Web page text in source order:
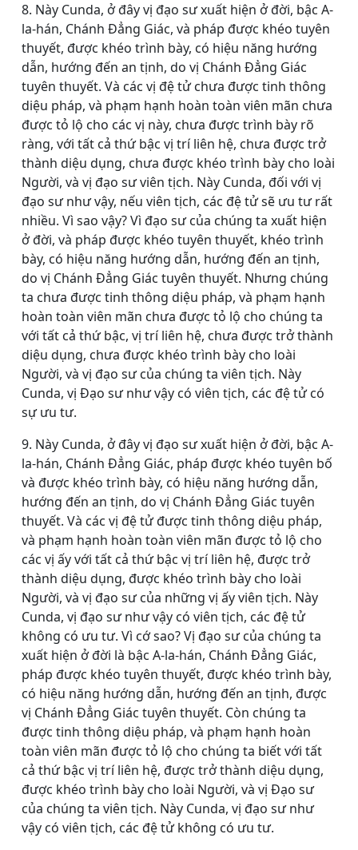
8. Này Cunda, ở đây vị đạo sư xuất hiện ở đời, bậc A-
la-hán, Chánh Ðẳng Giác, và pháp được khéo tuyên
thuyết, được khéo trình bày, có hiệu năng hướng
dẫn, hướng đến an tịnh, do vị Chánh Ðẳng Giác
tuyên thuyết. Và các vị đệ tử chưa được tinh thông
diệu pháp, và phạm hạnh hoàn toàn viên mãn chưa
được tỏ lộ cho các vị này, chưa được trình bày rõ
ràng, với tất cả thứ bậc vị trí liên hệ, chưa được trở
thành diệu dụng, chưa được khéo trình bày cho loài
Người, và vị đạo sư viên tịch. Này Cunda, đối với vị
đạo sư như vậy, nếu viên tịch, các đệ tử sẽ ưu tư rất
nhiều. Vì sao vậy? Vì đạo sư của chúng ta xuất hiện
ở đời, và pháp được khéo tuyên thuyết, khéo trình
bày, có hiệu năng hướng dẫn, hướng đến an tịnh,
do vị Chánh Ðẳng Giác tuyên thuyết. Nhưng chúng
ta chưa được tinh thông diệu pháp, và phạm hạnh
hoàn toàn viên mãn chưa được tỏ lộ cho chúng ta
với tất cả thứ bậc, vị trí liên hệ, chưa được trở thành
diệu dụng, chưa được khéo trình bày cho loài
Người, và vị đạo sư của chúng ta viên tịch. Này
Cunda, vị Ðạo sư như vậy có viên tịch, các đệ tử có
sự ưu tư.
9. Này Cunda, ở đây vị đạo sư xuất hiện ở đời, bậc A-
la-hán, Chánh Ðẳng Giác, pháp được khéo tuyên bố
và được khéo trình bày, có hiệu năng hướng dẫn,
hướng đến an tịnh, do vị Chánh Ðẳng Giác tuyên
thuyết. Và các vị đệ tử được tinh thông diệu pháp,
và phạm hạnh hoàn toàn viên mãn được tỏ lộ cho
các vị ấy với tất cả thứ bậc vị trí liên hệ, được trở
thành diệu dụng, được khéo trình bày cho loài
Người, và vị đạo sư của những vị ấy viên tịch. Này
Cunda, vị đạo sư như vậy có viên tịch, các đệ tử
không có ưu tư. Vì cớ sao? Vị đạo sư của chúng ta
xuất hiện ở đời là bậc A-la-hán, Chánh Ðẳng Giác,
pháp được khéo tuyên thuyết, được khéo trình bày,
có hiệu năng hướng dẫn, hướng đến an tịnh, được
vị Chánh Ðẳng Giác tuyên thuyết. Còn chúng ta
được tinh thông diệu pháp, và phạm hạnh hoàn
toàn viên mãn được tỏ lộ cho chúng ta biết với tất
cả thứ bậc vị trí liên hệ, được trở thành diệu dụng,
được khéo trình bày cho loài Người, và vị Ðạo sư
của chúng ta viên tịch. Này Cunda, vị đạo sư như
vậy có viên tịch, các đệ tử không có ưu tư.